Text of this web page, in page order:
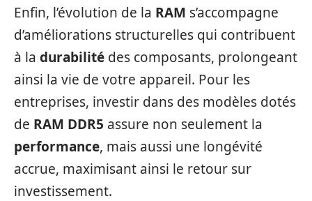
Enfin, l’évolution de la RAM s’accompagne
d’améliorations structurelles qui contribuent
à la durabilité des composants, prolongeant
ainsi la vie de votre appareil. Pour les
entreprises, investir dans des modèles dotés
de RAM DDR5 assure non seulement la
performance, mais aussi une longévité
accrue, maximisant ainsi le retour sur
investissement.